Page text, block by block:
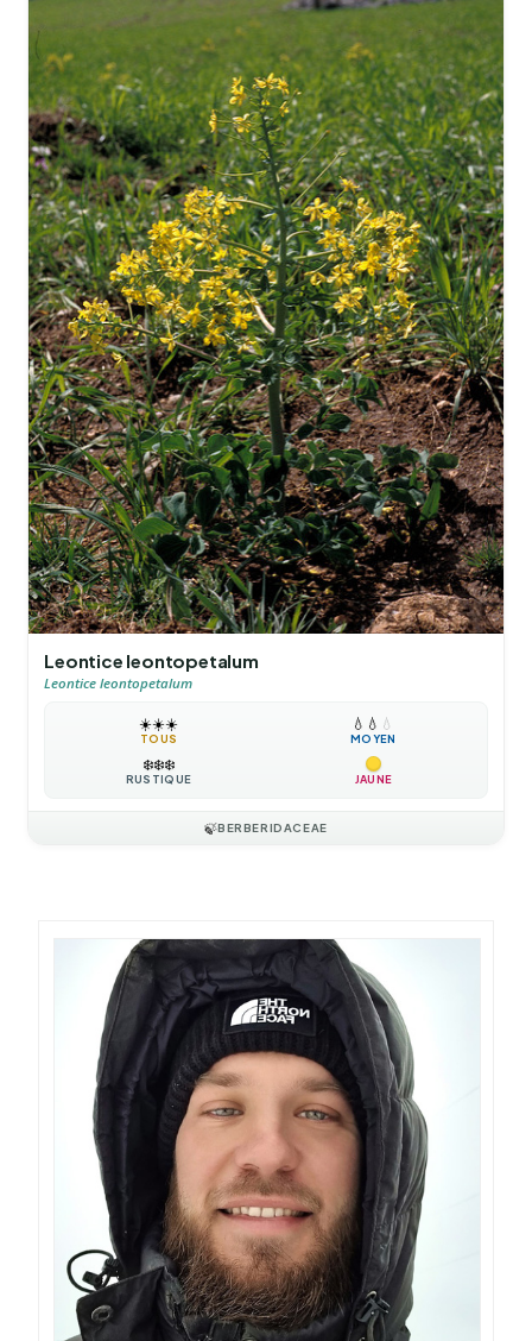
Leontice leontopetalum
Leontice leontopetalum
☀️☀️☀️
TOUS
💧 💧 💧
MOYEN
❄️❄️❄️
RUSTIQUE JAUNE
🍃BERBERIDACEAE